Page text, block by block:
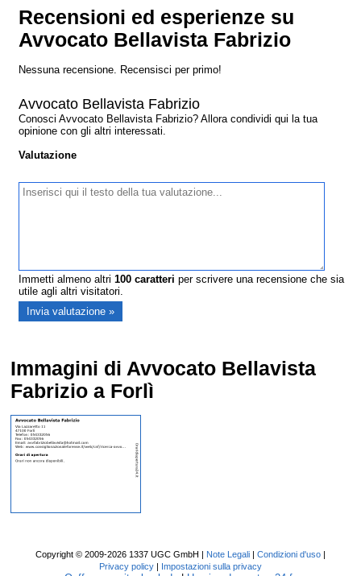
Recensioni ed esperienze su
Avvocato Bellavista Fabrizio
Nessuna recensione. Recensisci per primo!
Avvocato Bellavista Fabrizio
Conosci Avvocato Bellavista Fabrizio? Allora condividi qui la tua
opinione con gli altri interessati.
Valutazione
Immetti almeno altri100 caratteri per scrivere una recensione che sia
utile agli altri visitatori.
Immagini di Avvocato Bellavista
Fabrizio a Forlì
Copyright © 2009-2026 1337 UGC GmbH | Note Legali| Condizioni d'uso|
Privacy policy| Impostazioni sulla privacy